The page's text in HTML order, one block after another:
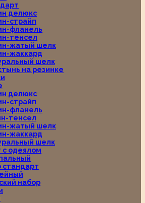
делюкс
страйп
фланель
тенсел
жатый шелк
жаккард
шелк
на резинке
делюкс
страйп
фланель
тенсел
жатый шелк
жаккард
шелк
с одеялом
стандарт
набор